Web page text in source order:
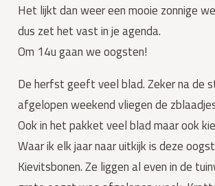
Het lijkt dan weer een mooie zonnige
dus zet het vast in je agenda.
Om 14u gaan we oogsten!
De herfst geeft veel blad. Zeker na de
afgelopen weekend vliegen de
Ook in het pakket veel blad maar ook
Waar ik elk jaar naar uitkijk is deze
Kievitsbonen. Ze liggen al even in de